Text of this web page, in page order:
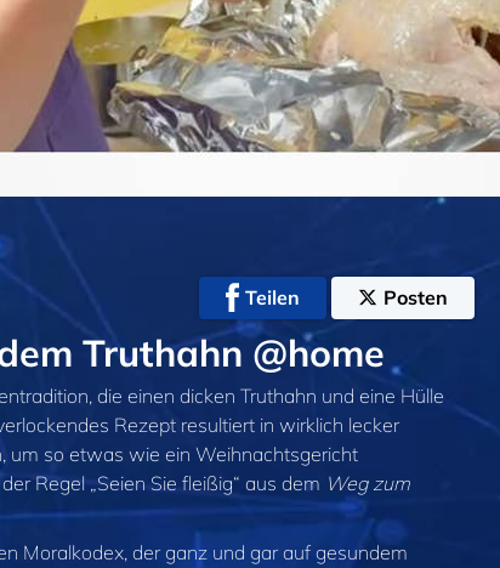
Teilen Posten
Truthahn @home
die einen dicken Truthahn und eine Hülle
Rezept resultiert in wirklich lecker
um so etwas wie ein Weihnachtsgericht
Regel „Seien Sie fleißig“ aus dem Weg zum
Moralkodex, der ganz und gar auf gesundem